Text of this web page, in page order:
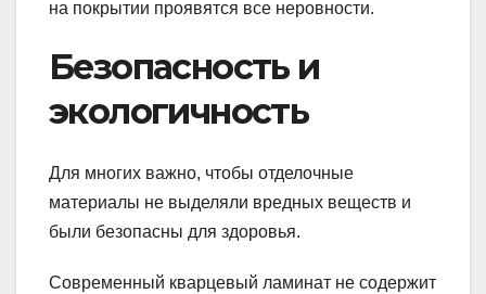
на покрытии проявятся все неровности.
Безопасность и
экологичность
Для многих важно, чтобы отделочные
материалы не выделяли вредных веществ и
были безопасны для здоровья.
Современный кварцевый ламинат не содержит